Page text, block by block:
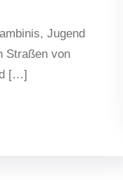
Jugend
Straßen von
[…]